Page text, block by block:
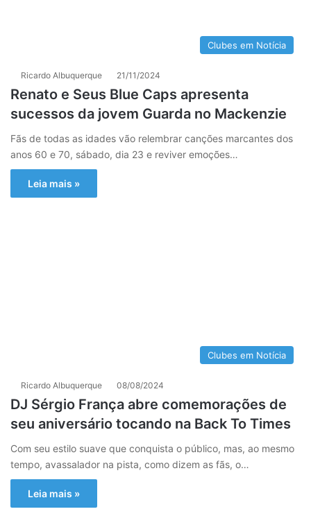
Clubes em Notícia
Ricardo Albuquerque 21/11/2024
Renato e Seus Blue Caps apresenta
sucessos da jovem Guarda no Mackenzie
Fãs de todas as idades vão relembrar canções marcantes dos
anos 60 e 70, sábado, dia 23 e reviver emoções…
Leia mais »
Clubes em Notícia
Ricardo Albuquerque 08/08/2024
DJ Sérgio França abre comemorações de
seu aniversário tocando na Back To Times
Com seu estilo suave que conquista o público, mas, ao mesmo
tempo, avassalador na pista, como dizem as fãs, o…
Leia mais »